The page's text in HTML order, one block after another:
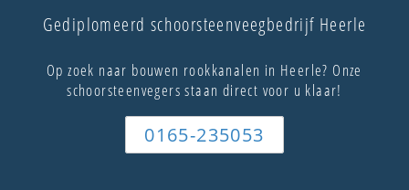
Gediplomeerd schoorsteenveegbedrijf Heerle
Op zoek naar bouwen rookkanalen in Heerle? Onze
schoorsteenvegers staan direct voor u klaar!
0165-235053